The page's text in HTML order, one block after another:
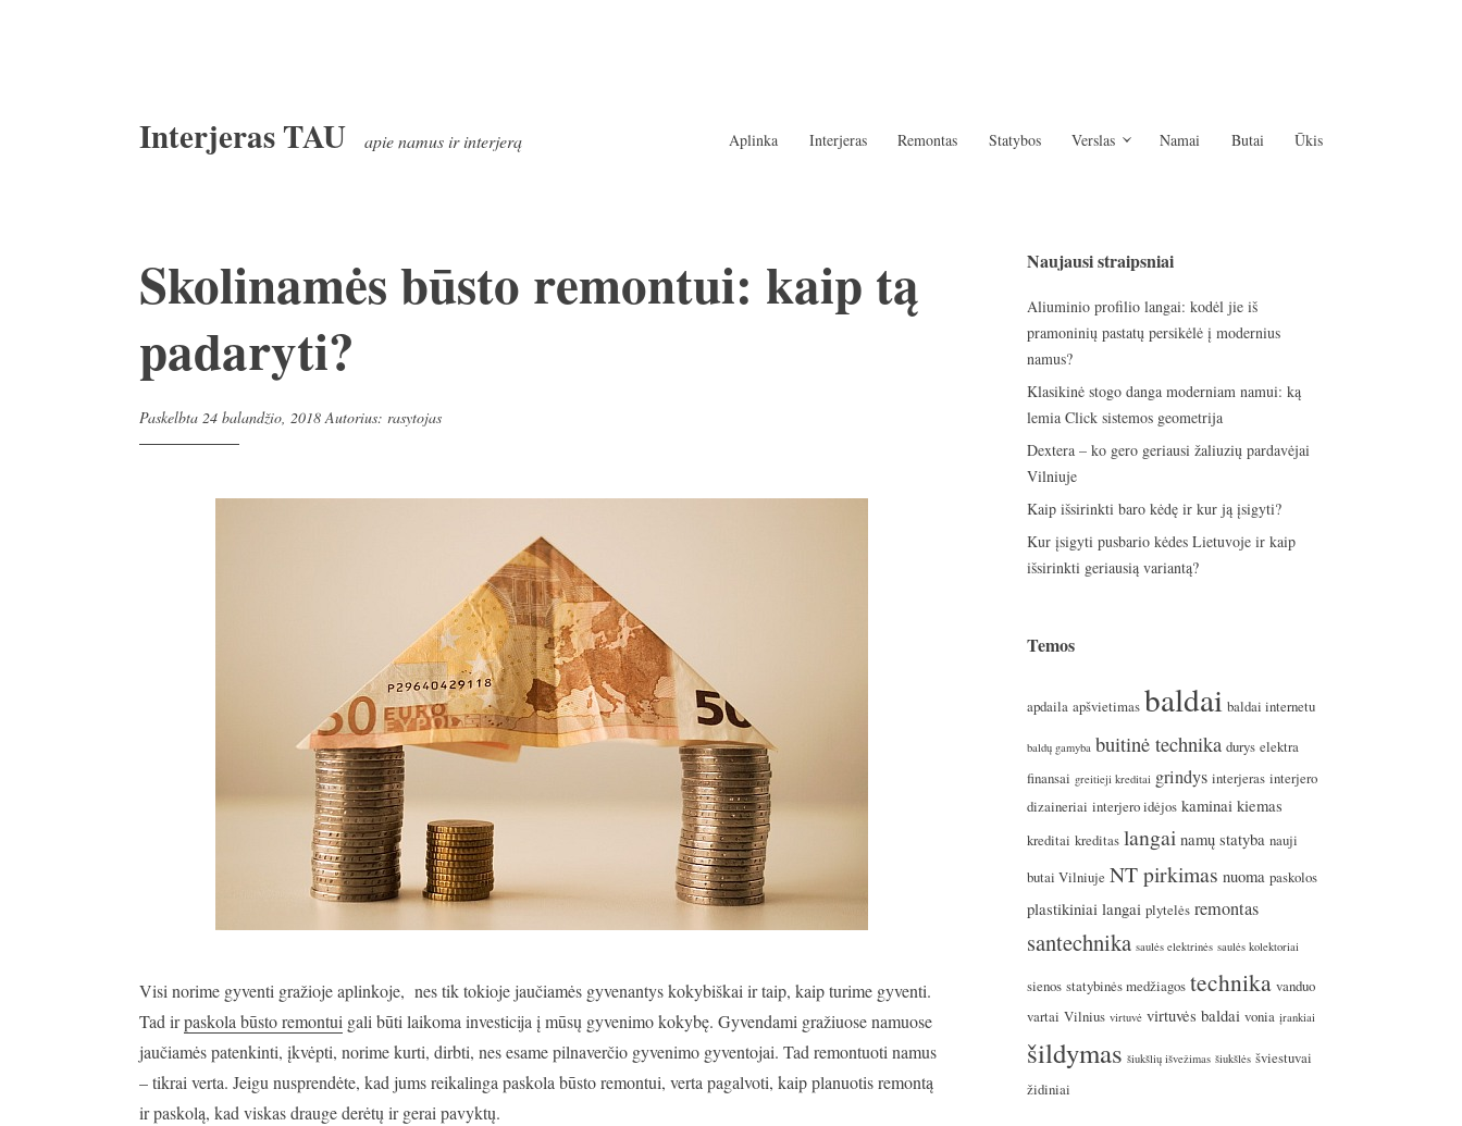
prie
Interjeras TAU apie namus ir interjerą Aplinka Interjeras Remontas Statybos Verslas Namai Butai Ūkis
Skolinamės būsto remontui: kaip tą
padaryti?
Paskelbta 24 balandžio, 2018Autorius: rasytojas
Visi norime gyventi gražioje aplinkoje, nes tik tokioje jaučiamės gyvenantys kokybiškai ir taip, kaip turime gyventi.
Tad irpaskola būsto remontui gali būti laikoma investicija į mūsų gyvenimo kokybę. Gyvendami gražiuose namuose
jaučiamės patenkinti, įkvėpti, norime kurti, dirbti, nes esame pilnaverčio gyvenimo gyventojai. Tad remontuoti namus
– tikrai verta. Jeigu nusprendėte, kad jums reikalinga paskola būsto remontui, verta pagalvoti, kaip planuotis remontą
ir paskolą, kad viskas drauge derėtų ir gerai pavyktų.
Naujausi straipsniai
Aliuminio profilio langai: kodėl jie iš
pramoninių pastatų persikėlė į modernius
namus?
Klasikinė stogo danga moderniam namui: ką
lemia Click sistemos geometrija
Dextera – ko gero geriausi žaliuzių pardavėjai
Vilniuje
Kaip išsirinkti baro kėdę ir kur ją įsigyti?
Kur įsigyti pusbario kėdes Lietuvoje ir kaip
išsirinkti geriausią variantą?
Temos
apdaila apšvietimas baldai baldai internetu
baldų gamyba buitinė technika durys elektra
finansai greitieji kreditai grindys interjeras interjero
dizaineriai interjero idėjos kaminai kiemas
kreditai kreditas langai namų statyba nauji
butai Vilniuje NT pirkimas nuoma paskolos
plastikiniai langai plytelės remontas
santechnika saulės elektrinės saulės kolektoriai
sienos statybinės medžiagos technika vanduo
vartai Vilnius virtuvė virtuvės baldai vonia įrankiai
šildymas šiukšlių išvežimas šiukšlės šviestuvai
židiniai